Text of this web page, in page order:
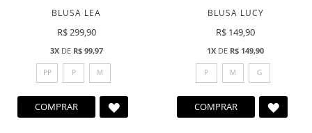
BLUSA LEA
R$ 299,90
3XDE R$ 99,97
PP P M
COMPRAR
ADICIONAR
BLUSA LUCY
R$ 149,90
1X DE R$ 149,90
P M G
COMPRAR